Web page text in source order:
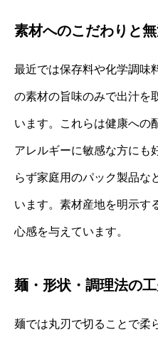
素材へのこだわりと
最近では保存料や化学調味
の素材の旨味のみで出汁を
います。これらは健康への
アレルギーに敏感な方にも
らず家庭用のパック製品な
います。素材産地を明示す
心感を与えています。
麺・形状・調理法の
麺では丸刃で切ることで柔